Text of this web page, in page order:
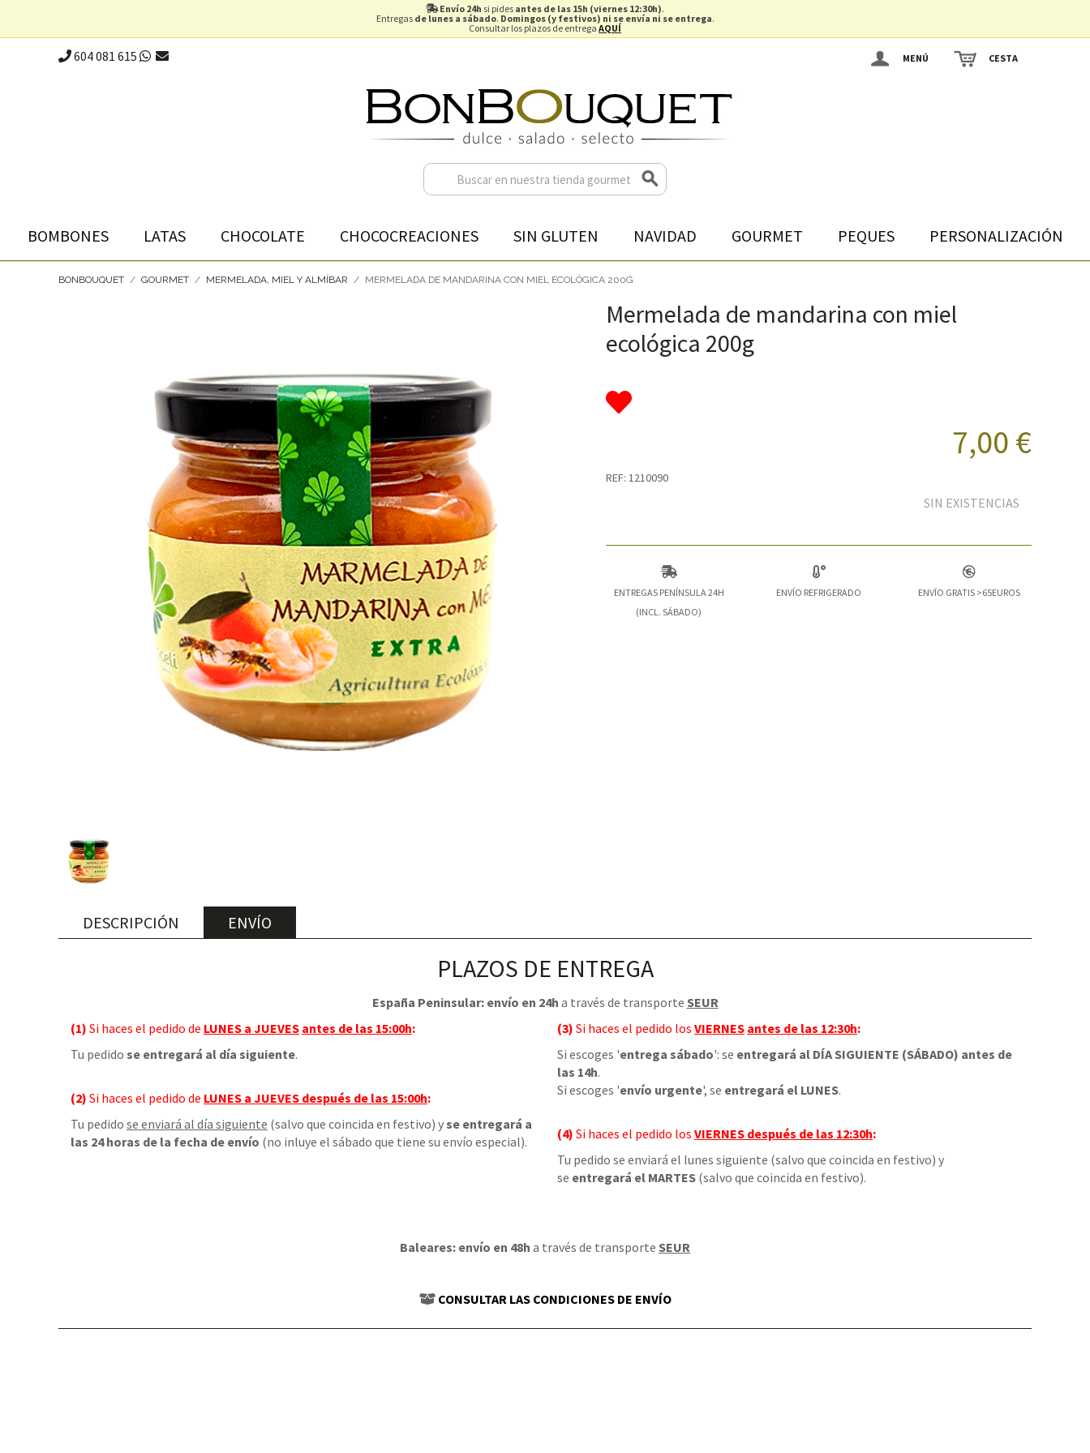
Envío 24h si pides antes de las 15h (viernes 12:30h).
Entregas de lunes a sábado. Domingos (y festivos) ni se envía ni se entrega.
Consultar los plazos de entrega AQUÍ
604 081 615 MENÚ CESTA
BOMBONES LATAS CHOCOLATE CHOCOCREACIONES SIN GLUTEN NAVIDAD GOURMET PEQUES PERSONALIZACIÓN
BONBOUQUET / GOURMET / MERMELADA, MIEL Y ALMÍBAR / MERMELADA DE MANDARINA CON MIEL ECOLÓGICA 200G
Mermelada de mandarina con miel
ecológica 200g
7,00 €
REF: 1210090
SIN EXISTENCIAS
ENTREGAS PENÍNSULA 24H
(INCL. SÁBADO)
ENVÍO REFRIGERADO ENVÍO GRATIS >65EUROS
DESCRIPCIÓN ENVÍO
PLAZOS DE ENTREGA
España Peninsular: envío en 24h a través de transporte SEUR
(1) Si haces el pedido de LUNES a JUEVES antes de las 15:00h:
Tu pedido se entregará al día siguiente.
(2) Si haces el pedido de LUNES a JUEVES después de las 15:00h:
Tu pedido se enviará al día siguiente (salvo que coincida en festivo) yse entregará a
las 24 horas de la fecha de envío (no inluye el sábado que tiene su envío especial).
(3) Si haces el pedido los VIERNES antes de las 12:30h:
Si escoges 'entrega sábado': se entregará al DÍA SIGUIENTE (SÁBADO) antes de
las 14h.
Si escoges 'envío urgente', se entregará el LUNES.
(4) Si haces el pedido los VIERNES después de las 12:30h:
Tu pedido se enviará el lunes siguiente (salvo que coincida en festivo) y
se entregará el MARTES (salvo que coincida en festivo).
Baleares: envío en 48h a través de transporte SEUR
CONSULTAR LAS CONDICIONES DE ENVÍO